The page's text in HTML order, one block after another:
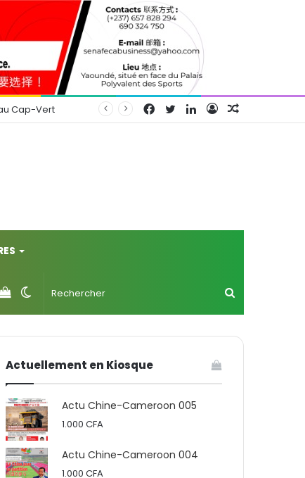
Cap-Vert Connexion
Linkedin
Twitter
Facebook
Switch
skin
Voir
votre
Actuellement en Kiosque
Actu Chine-Cameroon 005
1.000CFA
Actu Chine-Cameroon 004
1.000CFA